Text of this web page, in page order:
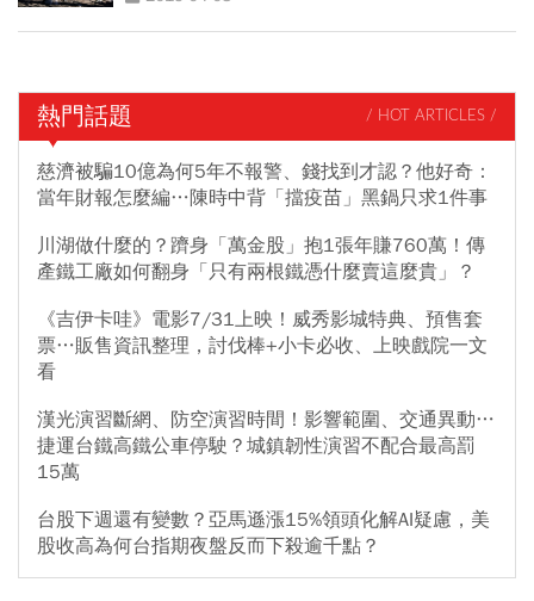
熱門話題 / HOT ARTICLES /
慈濟被騙10億為何5年不報警、錢找到才認？他好奇：
當年財報怎麼編…陳時中背「擋疫苗」黑鍋只求1件事
川湖做什麼的？躋身「萬金股」抱1張年賺760萬！傳
產鐵工廠如何翻身「只有兩根鐵憑什麼賣這麼貴」？
《吉伊卡哇》電影7/31上映！威秀影城特典、預售套
票…販售資訊整理，討伐棒+小卡必收、上映戲院一文
看
漢光演習斷網、防空演習時間！影響範圍、交通異動…
捷運台鐵高鐵公車停駛？城鎮韌性演習不配合最高罰
15萬
台股下週還有變數？亞馬遜漲15%領頭化解AI疑慮，美
股收高為何台指期夜盤反而下殺逾千點？